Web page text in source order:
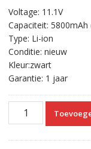
was:
€69.98.€39.83.
Voltage: 11.1V
Capaciteit: 5800mAh
Type: Li-ion
Conditie: nieuw
Kleur:zwart
Garantie: 1 jaar
Originele